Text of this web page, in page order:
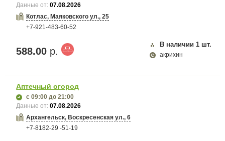
Данные от:07.08.2026
Котлас, Маяковского ул., 25
+7-921-483-60-52
588.00 р.
В наличии 1 шт.
акрихин
Аптечный огород
с 09:00 до 21:00
Данные от:07.08.2026
Архангельск, Воскресенская ул., 6
+7-8182-29 -51-19